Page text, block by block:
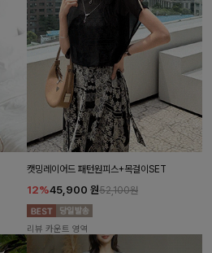
캣밍레이어드 패턴원피스+목걸이SET
12%45,900 원52,100원
리뷰 카운트 영역